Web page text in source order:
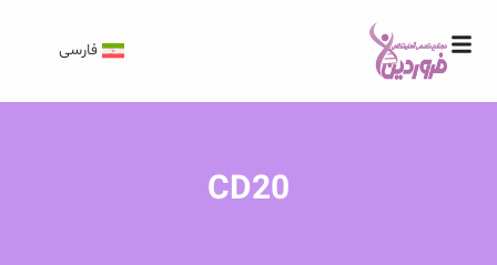
فارسی
CD20